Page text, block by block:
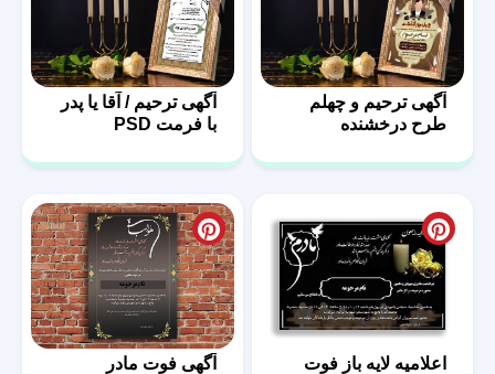
آگهی ترحیم و چهلم
طرح درخشنده
آگهی ترحیم / آقا یا پدر
با فرمت PSD
اعلامیه لایه باز فوت
آگهی فوت مادر